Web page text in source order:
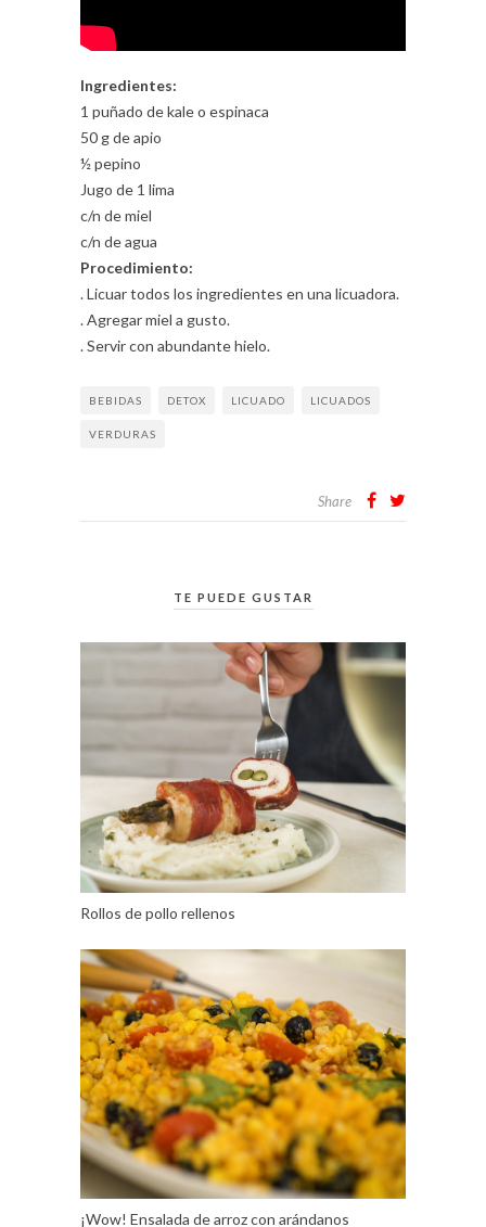
Ingredientes:
1 puñado de kale o espinaca
50 g de apio
½ pepino
Jugo de 1 lima
c/n de miel
c/n de agua
Procedimiento:
. Licuar todos los ingredientes en una licuadora.
. Agregar miel a gusto.
. Servir con abundante hielo.
BEBIDAS DETOX LICUADO LICUADOS
VERDURAS
Share
TE PUEDE GUSTAR
Rollos de pollo rellenos
¡Wow! Ensalada de arroz con arándanos